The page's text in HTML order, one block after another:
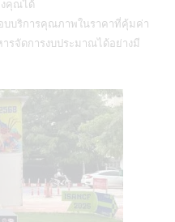
งคุณได้
บบริการคุณภาพในราคาที่คุ้มค่า
รจัดการงบประมาณได้อย่างมี